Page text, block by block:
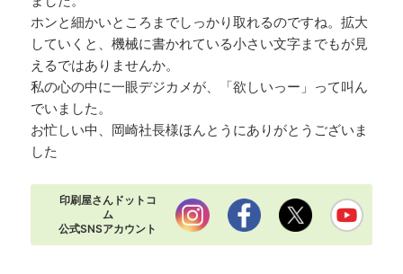
ホンと細かいところまでしっかり取れるのですね。拡大
していくと、機械に書かれている小さい文字までもが見
えるではありませんか。
私の心の中に一眼デジカメが、「欲しいっー」って叫ん
でいました。
お忙しい中、岡崎社長様ほんとうにありがとうございま
した
印刷屋さんドットコ
ム
公式SNSアカウント